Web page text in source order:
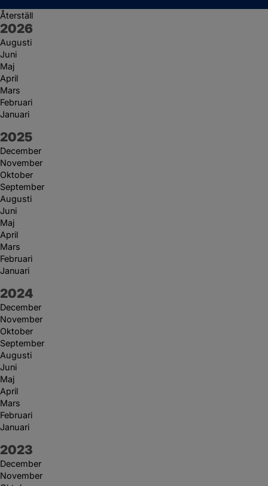
Återställ
År:
2026
Augusti
Juni
Maj
April
Mars
Februari
Januari
År:
2025
December
November
Oktober
September
Augusti
Juni
Maj
April
Mars
Februari
Januari
År:
2024
December
November
Oktober
September
Augusti
Juni
Maj
April
Mars
Februari
Januari
År:
2023
December
November